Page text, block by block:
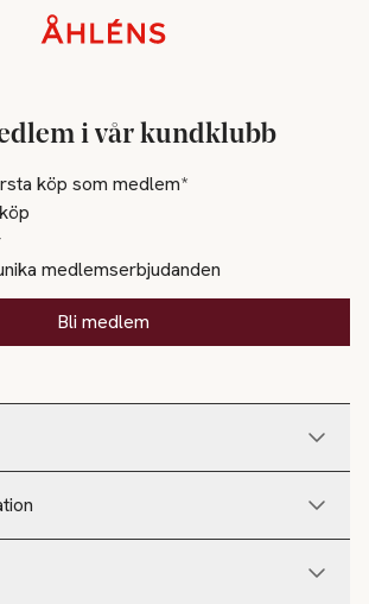
i vår kundklubb
köp som medlem*
medlemserbjudanden
Bli medlem